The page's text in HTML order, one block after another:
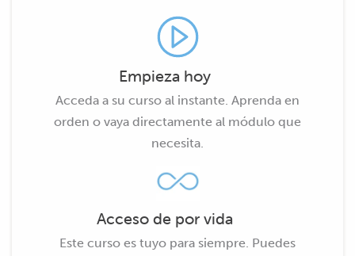
Empieza hoy
Acceda a su curso al instante. Aprenda en
orden o vaya directamente al módulo que
necesita.
Acceso de por vida
Este curso es tuyo para siempre. Puedes